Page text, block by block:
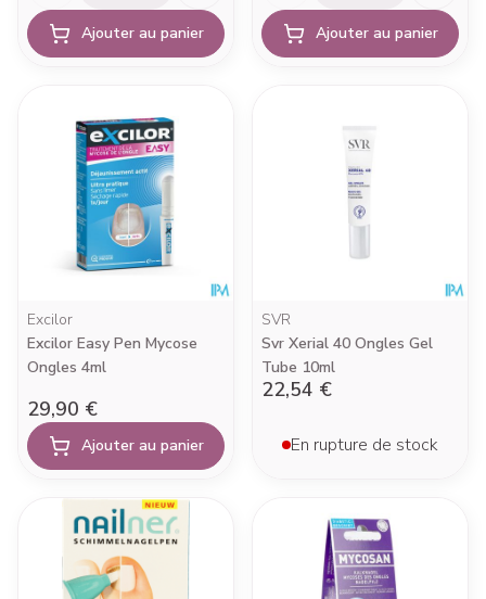
Ajouter au panier Ajouter au panier
Excilor
Excilor Easy Pen Mycose
Ongles 4ml
29,90 €
Ajouter au panier
SVR
Svr Xerial 40 Ongles Gel
Tube 10ml
22,54 €
En rupture de stock